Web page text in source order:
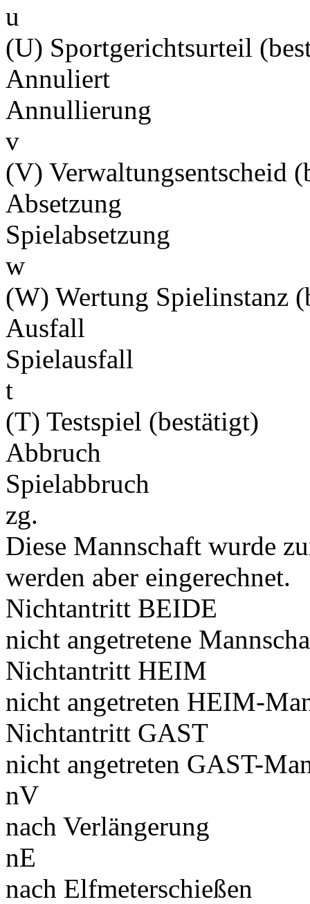
u
(U) Sportgerichtsurteil
Annuliert
Annullierung
v
(V) Verwaltungsentscheid
Absetzung
Spielabsetzung
w
(W) Wertung Spielinstanz
Ausfall
Spielausfall
t
(T) Testspiel (bestätigt)
Abbruch
Spielabbruch
zg.
Diese Mannschaft wurde
werden aber eingerechnet.
Nichtantritt BEIDE
nicht angetretene
Nichtantritt HEIM
nicht angetreten HEIM-
Nichtantritt GAST
nicht angetreten GAST-
nV
nach Verlängerung
nE
nach Elfmeterschießen